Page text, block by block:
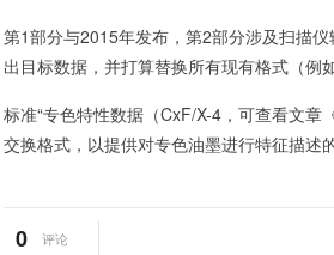
第1部分与2015年发布，第2部分涉及扫描
出目标数据，并打算替换所有现有格式（例
标准“专色特性数据（CxF/X-4，可查看文章
交换格式，以提供对专色油墨进行特征描述
0 评论